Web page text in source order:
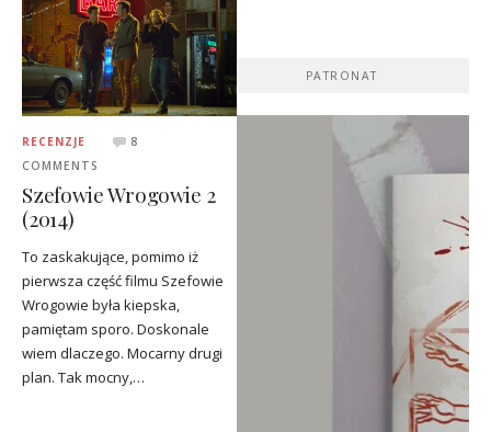
RECENZJE
8
COMMENTS
Szefowie Wrogowie 2
(2014)
To zaskakujące, pomimo iż
pierwsza część filmu Szefowie
Wrogowie była kiepska,
pamiętam sporo. Doskonale
wiem dlaczego. Mocarny drugi
plan. Tak mocny,…
PATRONAT